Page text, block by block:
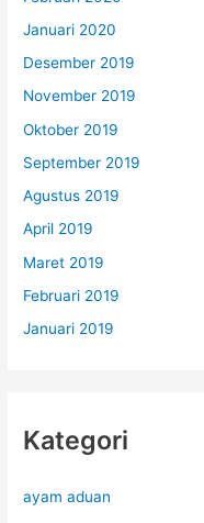
Januari 2020
Desember 2019
November 2019
Oktober 2019
September 2019
Agustus 2019
April 2019
Maret 2019
Februari 2019
Januari 2019
Kategori
ayam aduan